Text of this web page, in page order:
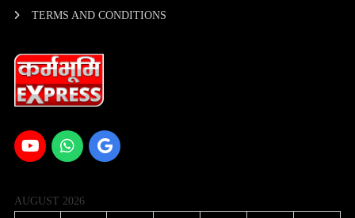
TERMS AND CONDITIONS
AUGUST 2026